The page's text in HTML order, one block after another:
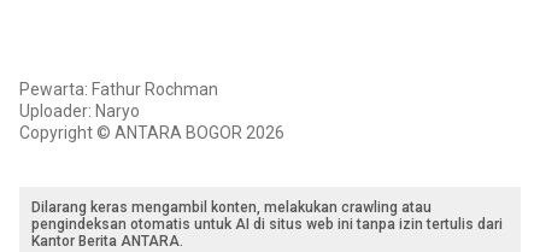
Pewarta: Fathur Rochman
Uploader: Naryo
Copyright © ANTARA BOGOR 2026
Dilarang keras mengambil konten, melakukan crawling atau
pengindeksan otomatis untuk AI di situs web ini tanpa izin tertulis dari
Kantor Berita ANTARA.